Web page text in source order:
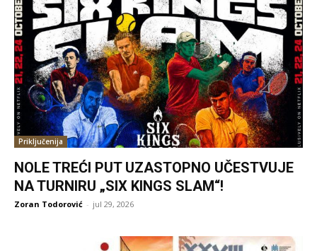
Priključenija
NOLE TREĆI PUT UZASTOPNO UČESTVUJE
NA TURNIRU „SIX KINGS SLAM“!
Zoran Todorović - jul 29, 2026